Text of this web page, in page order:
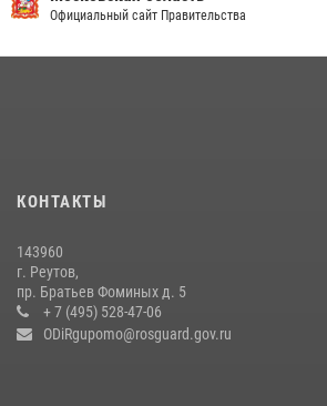
22 июля 2026, 14:15 1
18 июля 2026, 07:03
сотрудников спецподразделений в
препятствий со стрельбой
14 июля 2026, 15:13
Официальный сайт Правительства
КОНТАКТЫ
143960
г. Реутов,
пр. Братьев Фоминых д. 5
+ 7 (495) 528-47-06
ODiRgupomo@rosguard.gov.ru